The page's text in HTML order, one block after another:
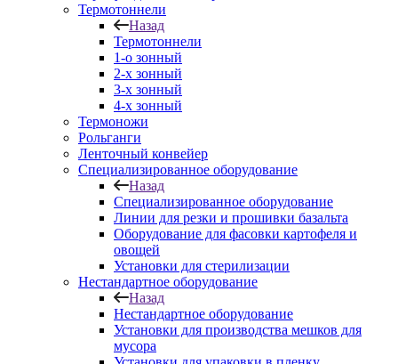
Термотоннели
Назад
Термотоннели
1-о зонный
2-х зонный
3-х зонный
4-х зонный
Термоножи
Рольганги
Ленточный конвейер
Специализированное оборудование
Назад
Специализированное оборудование
Линии для резки и прошивки базальта
Оборудование для фасовки картофеля и
овощей
Установки для стерилизации
Нестандартное оборудование
Назад
Нестандартное оборудование
Установки для производства мешков для
мусора